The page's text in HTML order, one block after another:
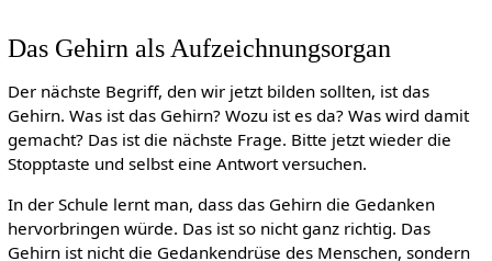
Das Gehirn als Aufzeichnungsorgan
Der nächste Begriff, den wir jetzt bilden sollten, ist das
Gehirn. Was ist das Gehirn? Wozu ist es da? Was wird damit
gemacht? Das ist die nächste Frage. Bitte jetzt wieder die
Stopptaste und selbst eine Antwort versuchen.
In der Schule lernt man, dass das Gehirn die Gedanken
hervorbringen würde. Das ist so nicht ganz richtig. Das
Gehirn ist nicht die Gedankendrüse des Menschen, sondern